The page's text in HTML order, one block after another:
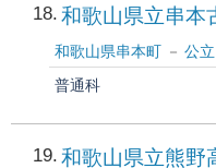
18 和歌山県立串本
和歌山県串本町
公立
普通科
19 和歌山県立熊野